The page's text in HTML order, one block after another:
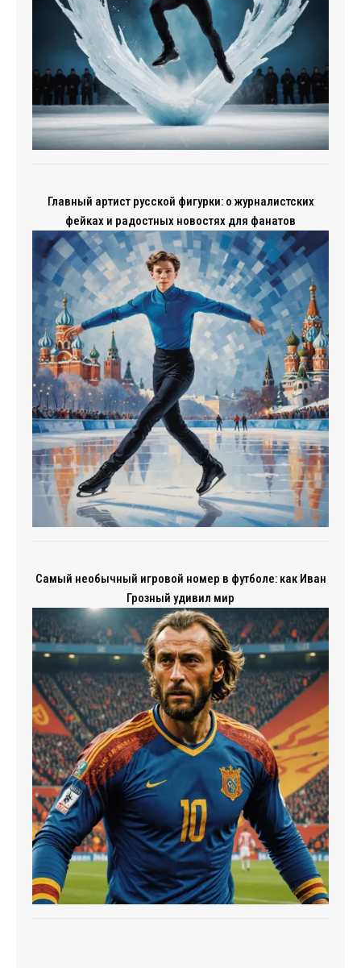
Главный артист русской фигурки: о журналистских
фейках и радостных новостях для фанатов
Самый необычный игровой номер в футболе: как Иван
Грозный удивил мир